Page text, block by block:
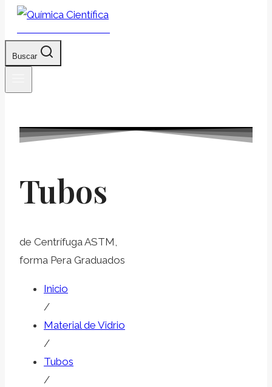
Buscar
Tubos
de Centrífuga ASTM,
forma Pera Graduados
Inicio
/
Material de Vidrio
/
Tubos
/